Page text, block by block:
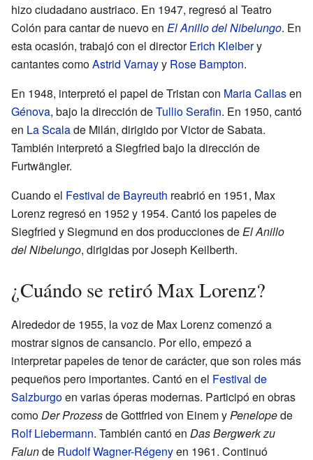
hizo ciudadano austriaco. En 1947, regresó al Teatro
Colón para cantar de nuevo en El Anillo del Nibelungo. En
esta ocasión, trabajó con el directorErich Kleibery
cantantes comoAstrid Varnayy Rose Bampton.
En 1948, interpretó el papel de Tristan con Maria Callasen
Génova, bajo la dirección deTullio Serafin. En 1950, cantó
en La Scalade Milán, dirigido por Victor de Sabata.
También interpretó a Siegfried bajo la dirección de
Furtwängler.
Cuando el Festival de Bayreuth reabrió en 1951, Max
Lorenz regresó en 1952 y 1954. Cantó los papeles de
Siegfried y Siegmund en dos producciones deEl Anillo
del Nibelungo, dirigidas por Joseph Keilberth.
¿Cuándo se retiró Max Lorenz?
Alrededor de 1955, la voz de Max Lorenz comenzó a
mostrar signos de cansancio. Por ello, empezó a
interpretar papeles de tenor de carácter, que son roles más
pequeños pero importantes. Cantó en el Festival de
Salzburgoen varias óperas modernas. Participó en obras
comoDer Prozessde Gottfried von Einem yPenelopede
Rolf Liebermann. También cantó en Das Bergwerk zu
Falunde Rudolf Wagner-Régenyen 1961. Continuó